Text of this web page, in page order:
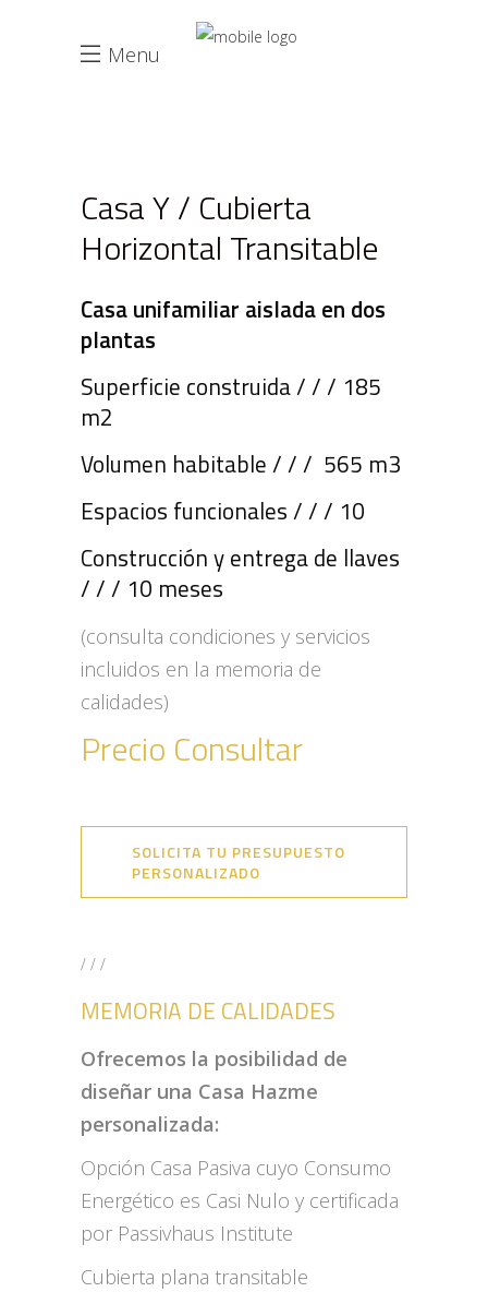
Menu
Casa Y / Cubierta
Horizontal Transitable
Casa unifamiliar aislada en dos
plantas
Superficie construida / / / 185
m2
Volumen habitable / / / 565 m3
Espacios funcionales / / / 10
Construcción y entrega de llaves
/ / / 10 meses
(consulta condiciones y servicios
incluidos en la memoria de
calidades)
Precio Consultar
SOLICITA TU PRESUPUESTO
PERSONALIZADO
/ / /
MEMORIA DE CALIDADES
Ofrecemos la posibilidad de
diseñar una Casa Hazme
personalizada:
Opción Casa Pasiva cuyo Consumo
Energético es Casi Nulo y certificada
por Passivhaus Institute
Cubierta plana transitable